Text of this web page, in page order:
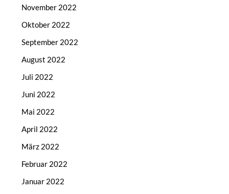
November 2022
Oktober 2022
September 2022
August 2022
Juli 2022
Juni 2022
Mai 2022
April 2022
März 2022
Februar 2022
Januar 2022